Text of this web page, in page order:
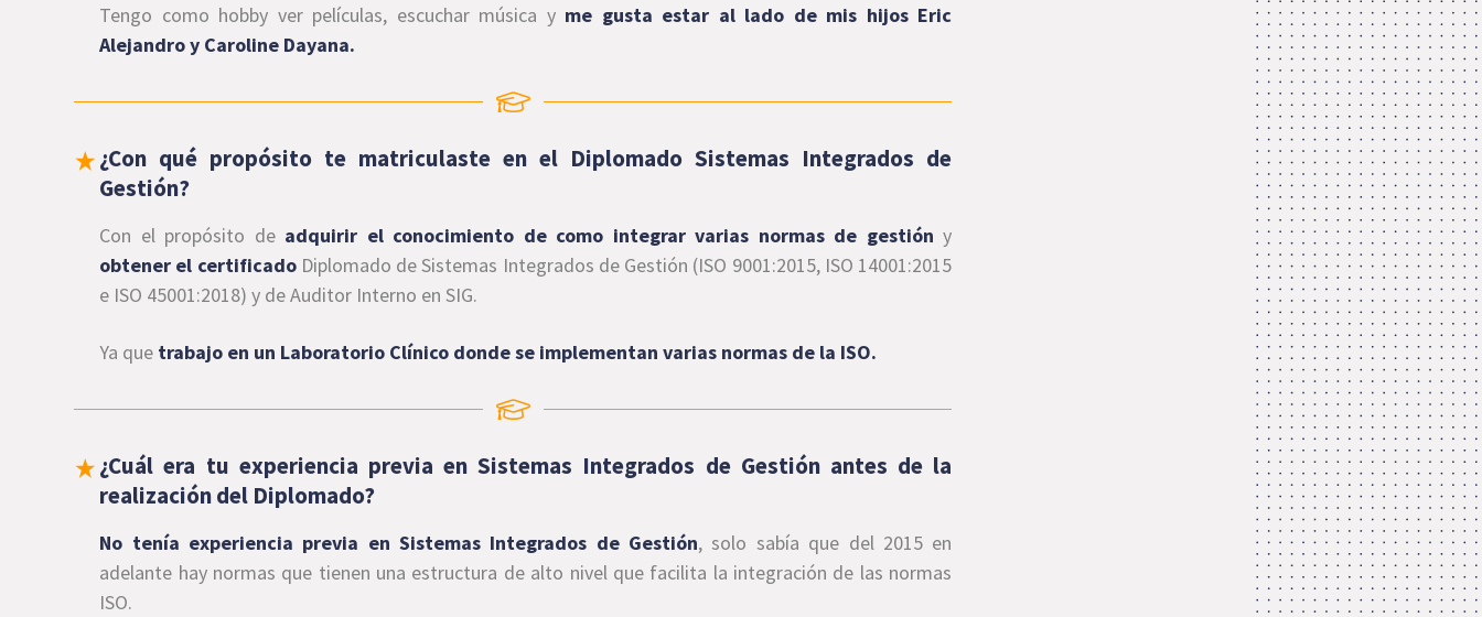
Tengo como hobby ver películas, escuchar música y me gusta estar al lado de mis hijos Eric
Alejandro y Caroline Dayana.
¿Con qué propósito te matriculaste en el Diplomado Sistemas Integrados de
Gestión?
Con el propósito de adquirir el conocimiento de como integrar varias normas de gestióny
obtener el certificado Diplomado de Sistemas Integrados de Gestión (ISO 9001:2015, ISO 14001:2015
e ISO 45001:2018) y de Auditor Interno en SIG.
Ya que trabajo en un Laboratorio Clínico donde se implementan varias normas de la ISO.
¿Cuál era tu experiencia previa en Sistemas Integrados de Gestión antes de la
realización del Diplomado?
No tenía experiencia previa en Sistemas Integrados de Gestión, solo sabía que del 2015 en
adelante hay normas que tienen una estructura de alto nivel que facilita la integración de las normas
ISO.